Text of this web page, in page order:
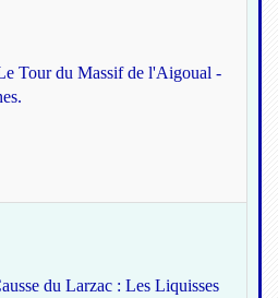
Tour du Massif de l'Aigoual -
du Larzac : Les Liquisses